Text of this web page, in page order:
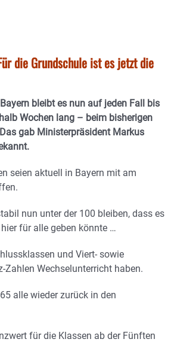
die Grundschule ist es jetzt die
bleibt es nun auf jeden Fall bis
Wochen lang – beim bisherigen
gab Ministerpräsident Markus
seien aktuell in Bayern mit am
nun unter der 100 bleiben, dass es
für alle geben könnte …
und Viert- sowie
Zahlen Wechselunterricht haben.
alle wieder zurück in den
für die Klassen ab der Fünften